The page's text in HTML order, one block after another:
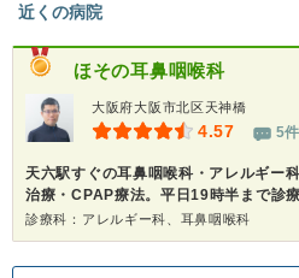
近くの病院
ほその耳鼻咽喉科
大阪府大阪市北区天神橋
4.57 5件
天六駅すぐの耳鼻咽喉科・アレルギー
治療・CPAP療法。平日19時半まで診療
診療科：アレルギー科、耳鼻咽喉科